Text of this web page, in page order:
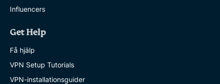
Influencers
Get Help
Få hjälp
VPN Setup Tutorials
VPN-installationsguider